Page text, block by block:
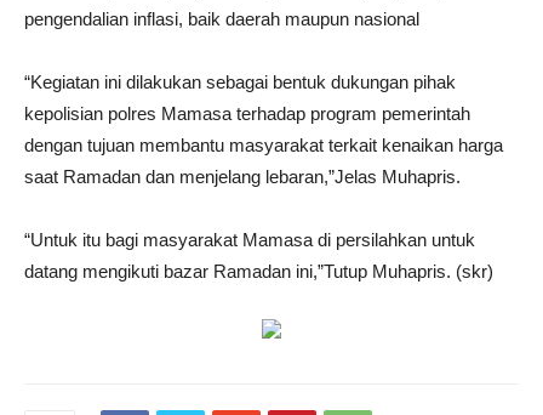
pengendalian inflasi, baik daerah maupun nasional
“Kegiatan ini dilakukan sebagai bentuk dukungan pihak
kepolisian polres Mamasa terhadap program pemerintah
dengan tujuan membantu masyarakat terkait kenaikan harga
saat Ramadan dan menjelang lebaran,”Jelas Muhapris.
“Untuk itu bagi masyarakat Mamasa di persilahkan untuk
datang mengikuti bazar Ramadan ini,”Tutup Muhapris. (skr)